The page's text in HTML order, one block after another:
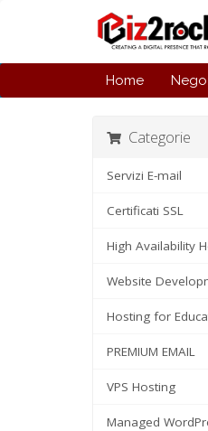
Home
Categorie
Servizi E-mail
Certificati SSL
High Availability
Website
Hosting for
PREMIUM EMAIL
VPS Hosting
Managed